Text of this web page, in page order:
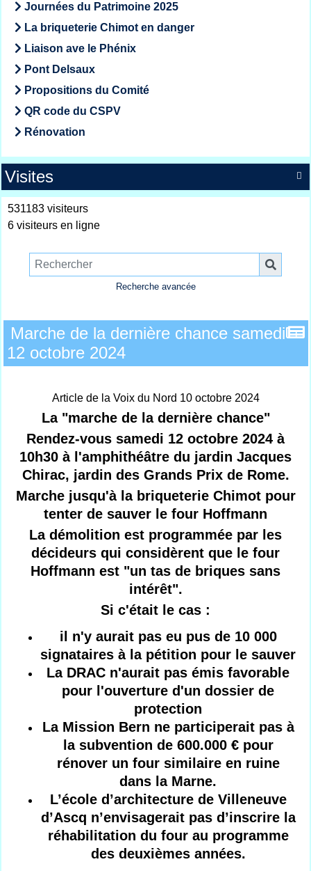
Journées du Patrimoine 2025
La briqueterie Chimot en danger
Liaison ave le Phénix
Pont Delsaux
Propositions du Comité
QR code du CSPV
Rénovation

Visites
531183 visiteurs
6 visiteurs en ligne
Recherche avancée
Marche de la dernière chance samedi
12 octobre 2024
Article de la Voix du Nord 10 octobre 2024
La "marche de la dernière chance"
Rendez-vous samedi 12 octobre 2024 à
10h30 à l'amphithéâtre du jardin Jacques
Chirac, jardin des Grands Prix de Rome.
Marche jusqu'à la briqueterie Chimot pour
tenter de sauver le four Hoffmann
La démolition est programmée par les
décideurs qui considèrent que le four
Hoffmann est "un tas de briques sans
intérêt".
Si c'était le cas :
il n'y aurait pas eu pus de 10 000
signataires à la pétition pour le sauver
La DRAC n'aurait pas émis favorable
pour l'ouverture d'un dossier de
protection
La Mission Bern ne participerait pas à
la subvention de 600.000 € pour
rénover un four similaire en ruine
dans la Marne.
L’école d’architecture de Villeneuve
d’Ascq n’envisagerait pas d’inscrire la
réhabilitation du four au programme
des deuxièmes années.